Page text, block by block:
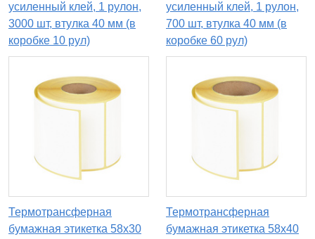
усиленный клей, 1 рулон,
3000 шт, втулка 40 мм (в
коробке 10 рул)
усиленный клей, 1 рулон,
700 шт, втулка 40 мм (в
коробке 60 рул)
Термотрансферная
бумажная этикетка 58х30
Термотрансферная
бумажная этикетка 58х40